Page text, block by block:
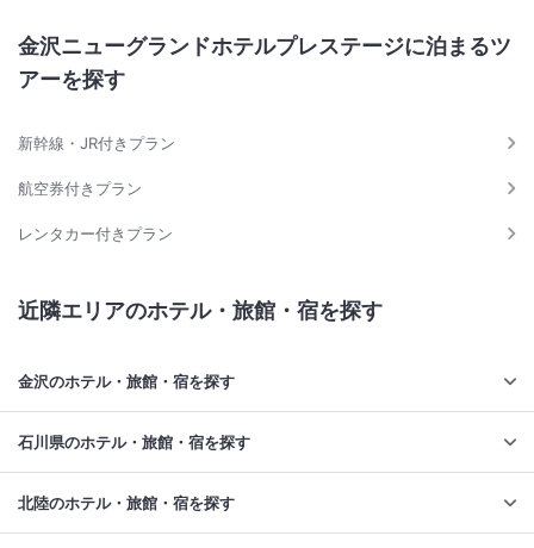
金沢ニューグランドホテルプレステージに泊まるツ
アーを探す
新幹線・JR付きプラン
航空券付きプラン
レンタカー付きプラン
近隣エリアのホテル・旅館・宿を探す
金沢のホテル・旅館・宿を探す
石川県のホテル・旅館・宿を探す
北陸のホテル・旅館・宿を探す